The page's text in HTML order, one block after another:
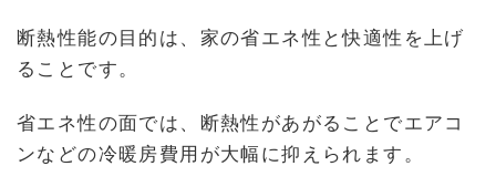
断熱性能の目的は、家の省エネ性と快適性を上げ
ることです。
省エネ性の面では、断熱性があがることでエアコ
ンなどの冷暖房費用が大幅に抑えられます。